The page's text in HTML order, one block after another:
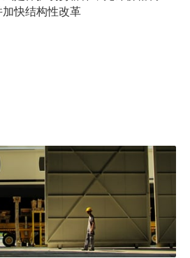
快结构性改革